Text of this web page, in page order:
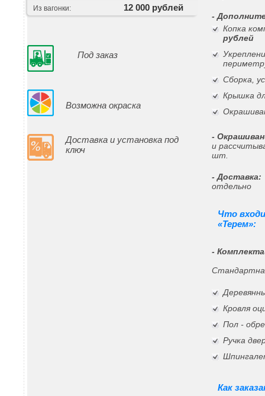
Из вагонки: 12 000 рублей
Под заказ
Возможна окраска
Доставка и установка под
ключ
-
Копка
рублей
Сборка,
Крышка
-
и
шт.
- Доставка:
отдельно
Что
«Терем»:
-
Кровля
Пол -
Ручка
Как